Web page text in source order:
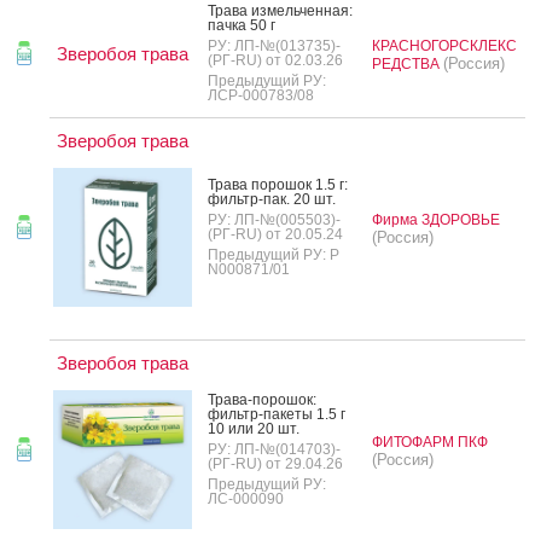
Зверобоя трава
Тра­ва из­мель­чен­ная:
пач­ка 50 г
РУ: ЛП-№(013735)-
(РГ-RU) от 02.03.26
Предыдущий РУ:
ЛСР-000783/08
КРАСНОГОРСКЛЕКС
РЕДСТВА (Россия)
Зверобоя трава
Тра­ва по­рошок 1.5 г:
филь­тр-пак. 20 шт.
РУ: ЛП-№(005503)-
(РГ-RU) от 20.05.24
Предыдущий РУ: Р
N000871/01
Фирма ЗДОРОВЬЕ
(Россия)
Зверобоя трава
Тра­ва-по­рошок:
филь­тр-па­кеты 1.5 г
10 или 20 шт.
РУ: ЛП-№(014703)-
(РГ-RU) от 29.04.26
Предыдущий РУ:
ЛС-000090
ФИТОФАРМ ПКФ
(Россия)